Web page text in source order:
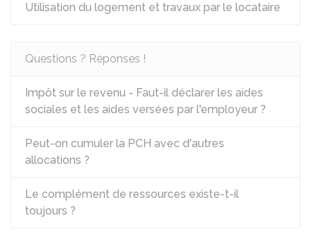
Utilisation du logement et travaux par le locataire
Questions ? Réponses !
Impôt sur le revenu - Faut-il déclarer les aides
sociales et les aides versées par l'employeur ?
Peut-on cumuler la PCH avec d'autres
allocations ?
Le complément de ressources existe-t-il
toujours ?